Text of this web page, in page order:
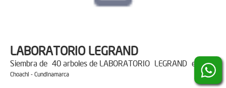
LABORATORIO LEGRAND
Siembra de 40 arboles de LABORATORIO LEGRAND en
Choachi - Cundinamarca